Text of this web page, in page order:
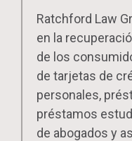
Ratchford Law
en la
de los
de tarjetas de
personales,
préstamos
de abogados y